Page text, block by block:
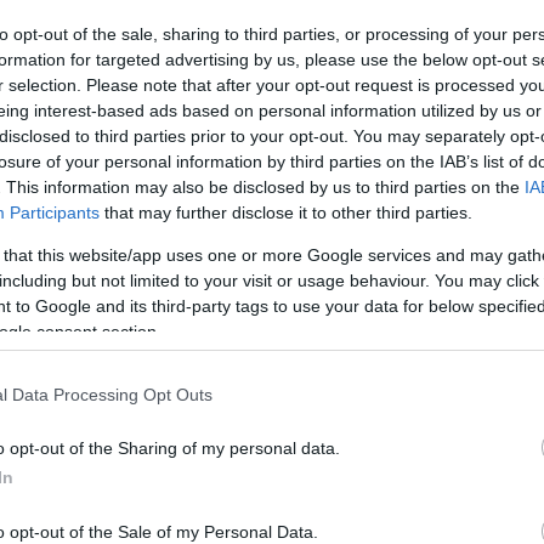
opt-out of the sale, sharing to third parties, or processing of your
for targeted advertising by us, please use the below opt-out
selection. Please note that after your opt-out request is processed
interest-based ads based on personal information utilized by us
to third parties prior to your opt-out. You may separately
of your personal information by third parties on the IAB’s list of
This information may also be disclosed by us to third parties on the
Participants that may further disclose it to other third parties.
that this website/app uses one or more Google services and may
but not limited to your visit or usage behaviour. You may
to Google and its third-party tags to use your data for below
consent section.
Data Processing Opt Outs
opt-out of the Sharing of my personal data.
opt-out of the Sale of my Personal Data.
Πήλιο
Τι να κάνετε στο Πήλιο – 15 κορυφαίες εμπειρίες στο
βουνό των Κενταύρων
5 Δεκεμβρίου 2024, 12:03
Χειμώνας και τι ωραιότερο από μια εκδρομή στο βουνό... σε κάποιο